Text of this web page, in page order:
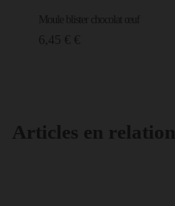
Moule blister chocolat œuf
6,45 € €
Articles en relation